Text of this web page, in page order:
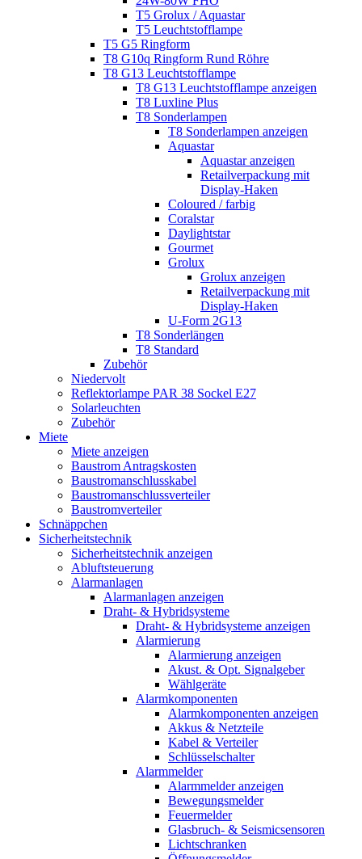
T5 Grolux / Aquastar
T5 Leuchtstofflampe
T5 G5 Ringform
T8 G10q Ringform Rund Röhre
T8 G13 Leuchtstofflampe
T8 G13 Leuchtstofflampe anzeigen
T8 Luxline Plus
T8 Sonderlampen
T8 Sonderlampen anzeigen
Aquastar
Aquastar anzeigen
Retailverpackung mit
Display-Haken
Coloured / farbig
Coralstar
Daylightstar
Gourmet
Grolux
Grolux anzeigen
Retailverpackung mit
Display-Haken
U-Form 2G13
T8 Sonderlängen
T8 Standard
Zubehör
Niedervolt
Reflektorlampe PAR 38 Sockel E27
Solarleuchten
Zubehör
Miete
Miete anzeigen
Baustrom Antragskosten
Baustromanschlusskabel
Baustromanschlussverteiler
Baustromverteiler
Schnäppchen
Sicherheitstechnik
Sicherheitstechnik anzeigen
Abluftsteuerung
Alarmanlagen
Alarmanlagen anzeigen
Draht- & Hybridsysteme
Draht- & Hybridsysteme anzeigen
Alarmierung
Alarmierung anzeigen
Akust. & Opt. Signalgeber
Wählgeräte
Alarmkomponenten
Alarmkomponenten anzeigen
Akkus & Netzteile
Kabel & Verteiler
Schlüsselschalter
Alarmmelder
Alarmmelder anzeigen
Bewegungsmelder
Feuermelder
Glasbruch- & Seismicsensoren
Lichtschranken